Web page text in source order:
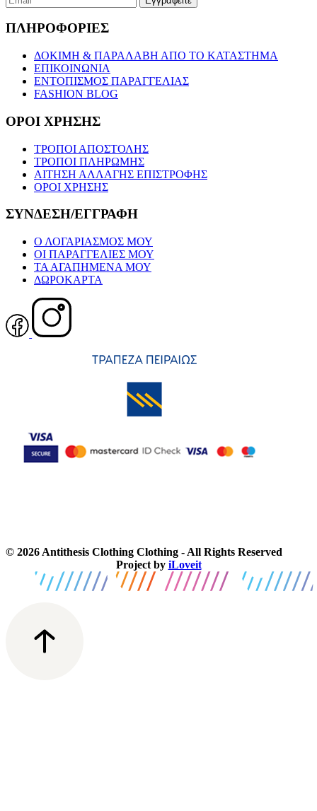
ΠΛΗΡΟΦΟΡΙΕΣ
ΔΟΚΙΜΗ & ΠΑΡΑΛΑΒΗ ΑΠΟ ΤΟ ΚΑΤΑΣΤΗΜΑ
ΕΠΙΚΟΙΝΩΝΙΑ
ΕΝΤΟΠΙΣΜΟΣ ΠΑΡΑΓΓΕΛΙΑΣ
FASHION BLOG
ΟΡΟΙ ΧΡΗΣΗΣ
ΤΡΟΠΟΙ ΑΠΟΣΤΟΛΗΣ
ΤΡΟΠΟΙ ΠΛΗΡΩΜΗΣ
ΑΙΤΗΣΗ ΑΛΛΑΓΗΣ ΕΠΙΣΤΡΟΦΗΣ
ΟΡΟΙ ΧΡΗΣΗΣ
ΣΥΝΔΕΣΗ/ΕΓΓΡΑΦΗ
Ο ΛΟΓΑΡΙΑΣΜΟΣ ΜΟΥ
ΟΙ ΠΑΡΑΓΓΕΛΙΕΣ ΜΟΥ
ΤΑ ΑΓΑΠΗΜΕΝΑ ΜΟΥ
ΔΩΡΟΚΑΡΤΑ
© 2026 Antithesis Clothing Clothing - All Rights Reserved
Project by iLoveit